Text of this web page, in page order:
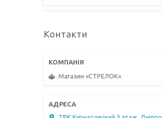
Контакти
Магазин «СТРЕЛОК»